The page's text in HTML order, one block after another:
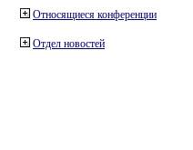
Относящиеся конференции
Отдел новостей